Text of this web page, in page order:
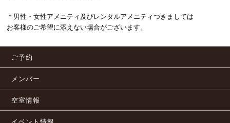
＊男性・女性アメニティ及びレンタルアメニティつきましては
お客様のご希望に添えない場合がございます。
ご予約
メンバー
空室情報
イベント情報